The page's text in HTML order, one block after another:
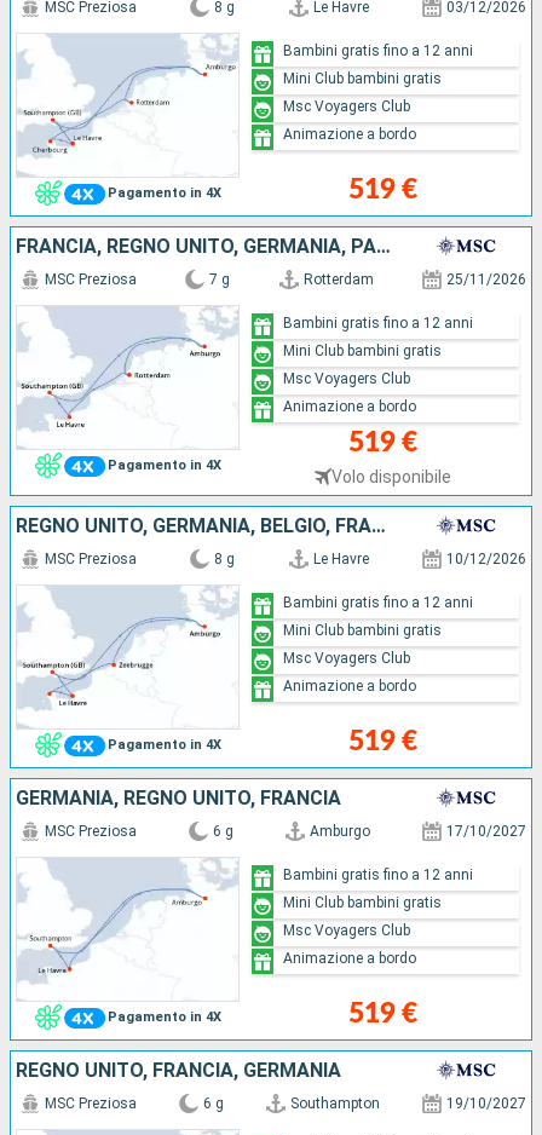
Pagamento in 4X
MSC Preziosa 8 g Le Havre 03/12/2026
519 €
Bambini gratis fino a 12 anni
Mini Club bambini gratis
Msc Voyagers Club
Animazione a bordo
FRANCIA, REGNO UNITO, GERMANIA, PAESI BASSI
Pagamento in 4X
MSC Preziosa 7 g Rotterdam 25/11/2026
519 €
Volo disponibile
Bambini gratis fino a 12 anni
Mini Club bambini gratis
Msc Voyagers Club
Animazione a bordo
REGNO UNITO, GERMANIA, BELGIO, FRANCIA
Pagamento in 4X
MSC Preziosa 8 g Le Havre 10/12/2026
519 €
Bambini gratis fino a 12 anni
Mini Club bambini gratis
Msc Voyagers Club
Animazione a bordo
GERMANIA, REGNO UNITO, FRANCIA
Pagamento in 4X
MSC Preziosa 6 g Amburgo 17/10/2027
519 €
Bambini gratis fino a 12 anni
Mini Club bambini gratis
Msc Voyagers Club
Animazione a bordo
REGNO UNITO, FRANCIA, GERMANIA
MSC Preziosa 6 g Southampton 19/10/2027